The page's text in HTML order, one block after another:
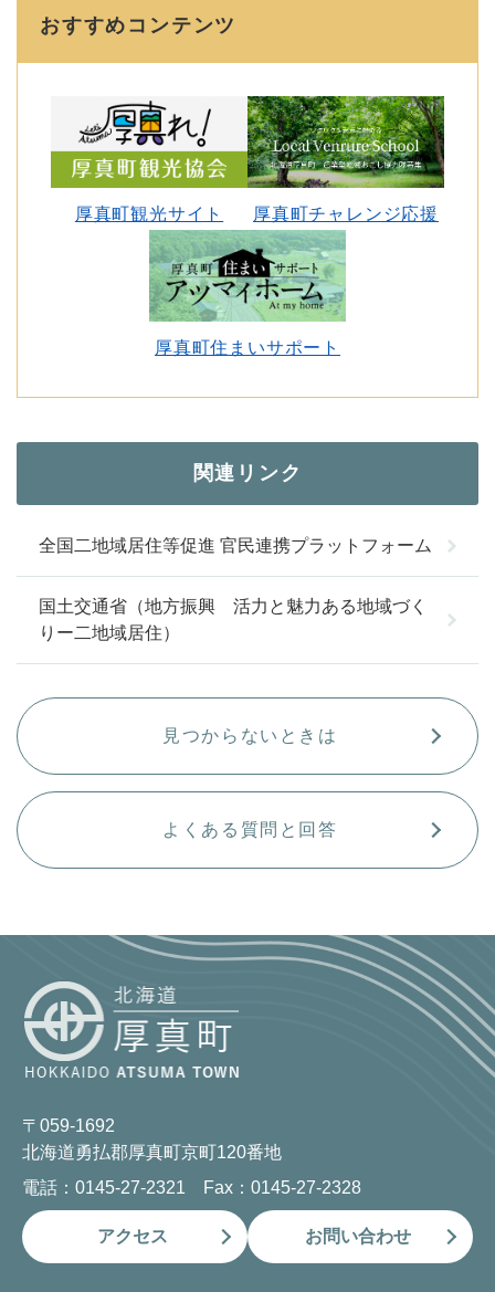
おすすめコンテンツ
厚真町観光サイト 厚真町チャレンジ応援
厚真町住まいサポート
関連リンク
全国二地域居住等促進 官民連携プラットフォーム
国土交通省（地方振興 活力と魅力ある地域づく
りー二地域居住）
見つからないときは
よくある質問と回答
〒059-1692
北海道勇払郡厚真町京町120番地
電話：0145-27-2321 Fax：0145-27-2328
アクセス お問い合わせ